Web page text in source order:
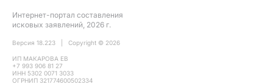
Интернет-портал составления
исковых заявлений, 2026 г.
Версия 18.223 | Copyright © 2026
ИП МАКАРОВА ЕВ
+7 993 906 81 27
ИНН 5302 0071 3033
ОГРНИП 321774600502334
ПРОДОЛЖИТЬ ЗАПОЛНЕНИЕ